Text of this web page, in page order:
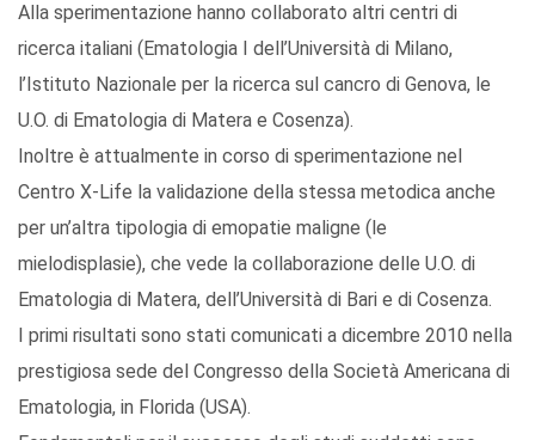
Alla sperimentazione hanno collaborato altri centri di
ricerca italiani (Ematologia I dell’Università di Milano,
l’Istituto Nazionale per la ricerca sul cancro di Genova, le
U.O. di Ematologia di Matera e Cosenza).
Inoltre è attualmente in corso di sperimentazione nel
Centro X-Life la validazione della stessa metodica anche
per un’altra tipologia di emopatie maligne (le
mielodisplasie), che vede la collaborazione delle U.O. di
Ematologia di Matera, dell’Università di Bari e di Cosenza.
I primi risultati sono stati comunicati a dicembre 2010 nella
prestigiosa sede del Congresso della Società Americana di
Ematologia, in Florida (USA).